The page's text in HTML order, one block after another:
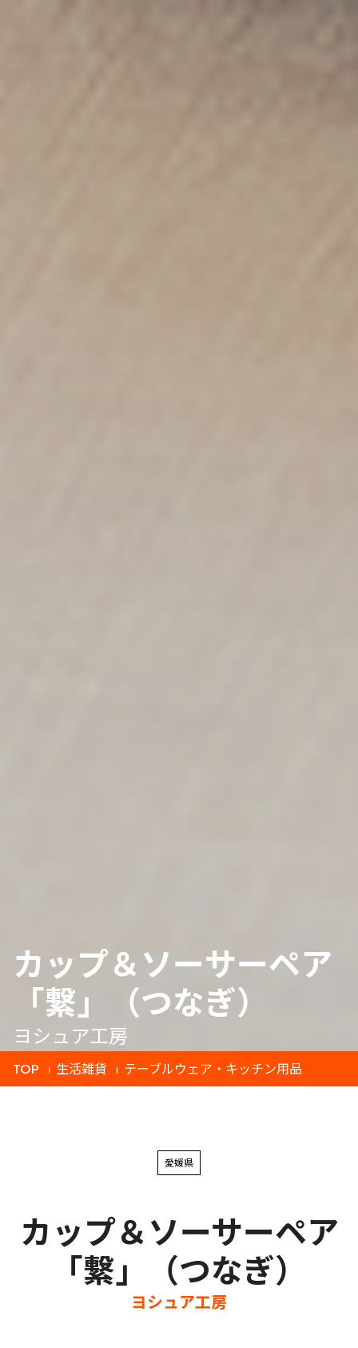
カップ＆ソーサーペア
「繋」（つなぎ）
ヨシュア工房
TOP 生活雑貨 テーブルウェア・キッチン用品
愛媛県
カップ＆ソーサーペア
「繋」（つなぎ）
ヨシュア工房